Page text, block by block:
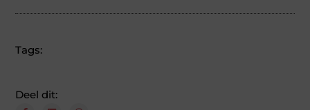
Tags:
Deel dit: